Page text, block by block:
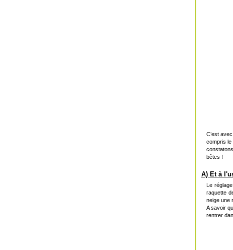
C’est
compris le
bêtes !
A) Et à
Le
raquette
neige une
A savoir
rentrer